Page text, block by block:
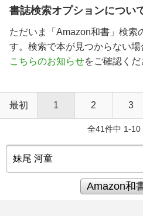
書誌検索オプションについ
ただいま「Amazon和書」検索
す。検索で本が見つからない
こちらのお知らせをご確認くだ
最初 1 2 3
全41件中 1-10